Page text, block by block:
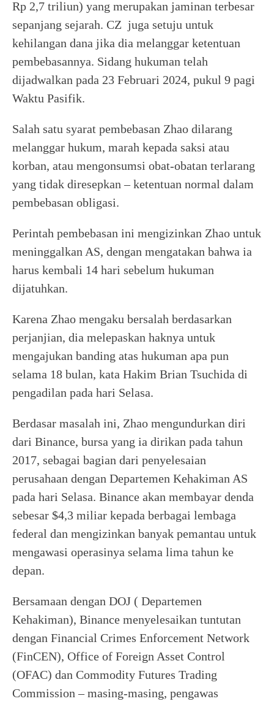
Rp 2,7 triliun) yang merupakan jaminan terbesar
sepanjang sejarah. CZ juga setuju untuk
kehilangan dana jika dia melanggar ketentuan
pembebasannya. Sidang hukuman telah
dijadwalkan pada 23 Februari 2024, pukul 9 pagi
Waktu Pasifik.
Salah satu syarat pembebasan Zhao dilarang
melanggar hukum, marah kepada saksi atau
korban, atau mengonsumsi obat-obatan terlarang
yang tidak diresepkan – ketentuan normal dalam
pembebasan obligasi.
Perintah pembebasan ini mengizinkan Zhao untuk
meninggalkan AS, dengan mengatakan bahwa ia
harus kembali 14 hari sebelum hukuman
dijatuhkan.
Karena Zhao mengaku bersalah berdasarkan
perjanjian, dia melepaskan haknya untuk
mengajukan banding atas hukuman apa pun
selama 18 bulan, kata Hakim Brian Tsuchida di
pengadilan pada hari Selasa.
Berdasar masalah ini, Zhao mengundurkan diri
dari Binance, bursa yang ia dirikan pada tahun
2017, sebagai bagian dari penyelesaian
perusahaan dengan Departemen Kehakiman AS
pada hari Selasa. Binance akan membayar denda
sebesar $4,3 miliar kepada berbagai lembaga
federal dan mengizinkan banyak pemantau untuk
mengawasi operasinya selama lima tahun ke
depan.
Bersamaan dengan DOJ ( Departemen
Kehakiman), Binance menyelesaikan tuntutan
dengan Financial Crimes Enforcement Network
(FinCEN), Office of Foreign Asset Control
(OFAC) dan Commodity Futures Trading
Commission – masing-masing, pengawas